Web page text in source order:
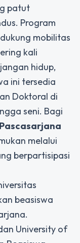
patut
Program
mobilitas
kali
hidup,
ini tersedia
Doktoral di
seni. Bagi
melalui
berpartisipasi
beasiswa
University of